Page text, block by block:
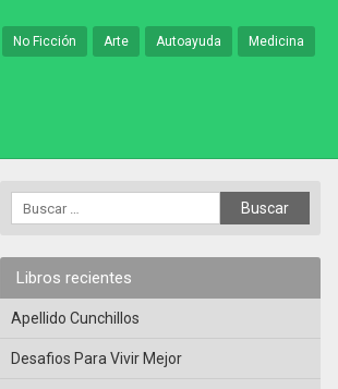
No Ficción Arte Autoayuda Medicina
Libros recientes
Apellido Cunchillos
Desafios Para Vivir Mejor